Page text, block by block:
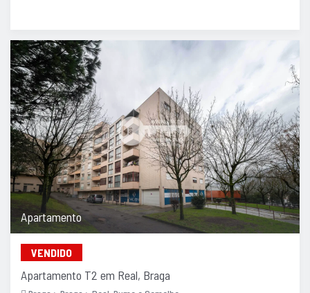
Apartamento
VENDIDO
Apartamento T2 em Real, Braga